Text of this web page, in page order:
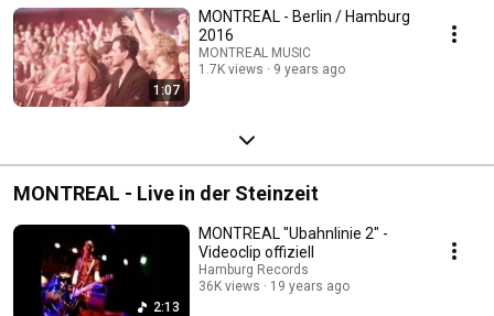
1:07
MONTREAL - Berlin / Hamburg
2016
MONTREAL MUSIC
1.7K views
9 years ago
MONTREAL - Live in der Steinzeit
2:13
MONTREAL "Ubahnlinie 2" -
Videoclip offiziell
Hamburg Records
36K views
19 years ago